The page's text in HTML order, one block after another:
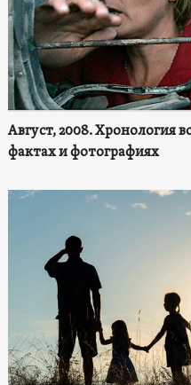
Август, 2008. Хронология
фактах и фотографиях